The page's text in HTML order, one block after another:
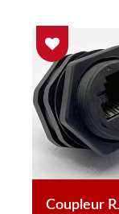
Coupleur